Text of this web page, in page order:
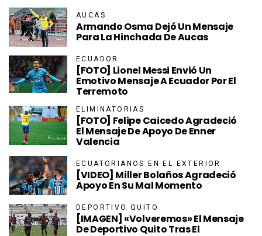
AUCAS
Armando Osma Dejó Un Mensaje
Para La Hinchada De Aucas
ECUADOR
[FOTO] Lionel Messi Envió Un
Emotivo Mensaje A Ecuador Por El
Terremoto
ELIMINATORIAS
[FOTO] Felipe Caicedo Agradeció
El Mensaje De Apoyo De Enner
Valencia
ECUATORIANOS EN EL EXTERIOR
[VIDEO] Miller Bolaños Agradeció
Apoyo En Su Mal Momento
DEPORTIVO QUITO
[IMAGEN] «Volveremos» El Mensaje
De Deportivo Quito Tras El